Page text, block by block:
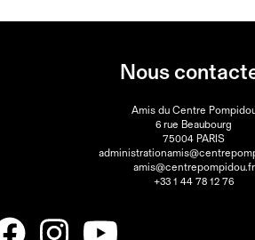
Nous
Amis du Centre
6 rue Beaubourg
75004 PARIS
amis@centrepompidou.fr
+33 1 44 78 12 76